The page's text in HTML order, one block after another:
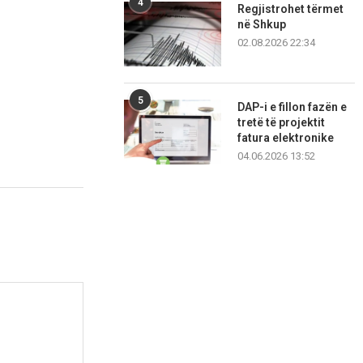
4
Regjistrohet tërmet
në Shkup
02.08.2026 22:34
5
DAP-i e fillon fazën e
tretë të projektit
fatura elektronike
04.06.2026 13:52